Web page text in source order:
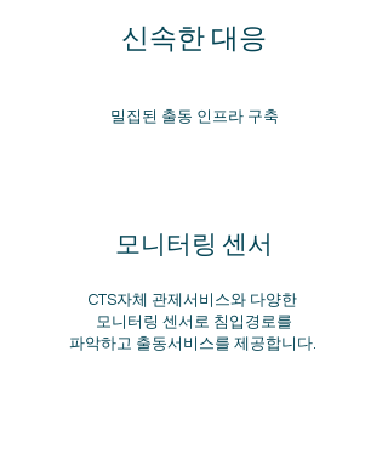
​신속한 대응
밀집된 출동 인프라 구축
모니터링 센서
CTS자체 관제서비스와 다양한
모니터링 센서로 침입경로를
파악하고 출동서비스를 제공합니다.